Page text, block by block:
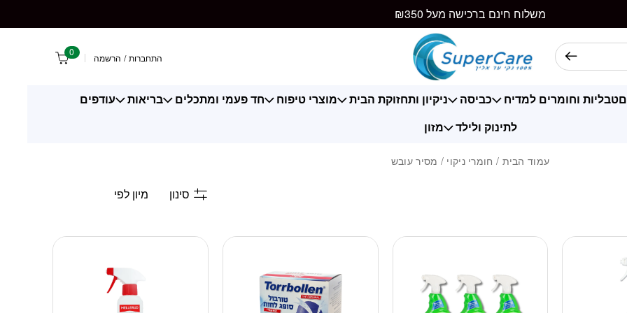
משלוח חינם ברכישה מעל ₪350
התחברות / הרשמה 0
טבליות וחומרים למדיח כביסה ניקיון ותחזוקת הבית מוצרי טיפוח חד פעמי ומתכלים בריאות
עודפים
לתינוק ולילד
מזון
עמוד הבית / חומרי ניקוי / מסיר עובש
סינון